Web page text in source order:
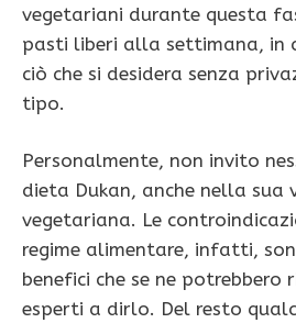
vegetariani durante questa
pasti liberi alla settimana, in
ciò che si desidera senza
tipo.
Personalmente, non invito
dieta Dukan, anche nella sua
vegetariana. Le
regime alimentare, infatti,
benefici che se ne potrebbero
esperti a dirlo. Del resto